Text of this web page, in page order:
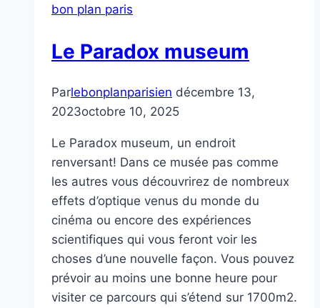
bon plan paris
Le Paradox museum
Parlebonplanparisien décembre 13,
2023octobre 10, 2025
Le Paradox museum, un endroit
renversant! Dans ce musée pas comme
les autres vous découvrirez de nombreux
effets d’optique venus du monde du
cinéma ou encore des expériences
scientifiques qui vous feront voir les
choses d’une nouvelle façon. Vous pouvez
prévoir au moins une bonne heure pour
visiter ce parcours qui s’étend sur 1700m2.